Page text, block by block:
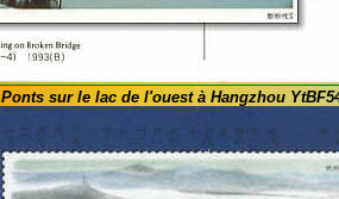
Ponts sur le lac de l'ouest à Hangzhou